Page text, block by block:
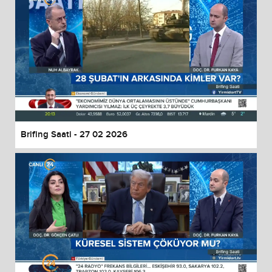
Brifing Saati - 27 02 2026